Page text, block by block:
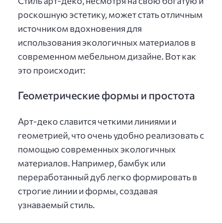
роскошную эстетику, может стать отличным
источником вдохновения для
использования экологичных материалов в
современном мебельном дизайне. Вот как
это происходит:
Геометрические формы и простота
Арт-деко славится четкими линиями и
геометрией, что очень удобно реализовать с
помощью современных экологичных
материалов. Например, бамбук или
переработанный дуб легко формировать в
строгие линии и формы, создавая
узнаваемый стиль.